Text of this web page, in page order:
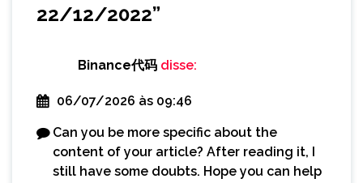
22/12/2022”
Binance代码 disse:
06/07/2026 às 09:46
Can you be more specific about the
content of your article? After reading it, I
still have some doubts. Hope you can help